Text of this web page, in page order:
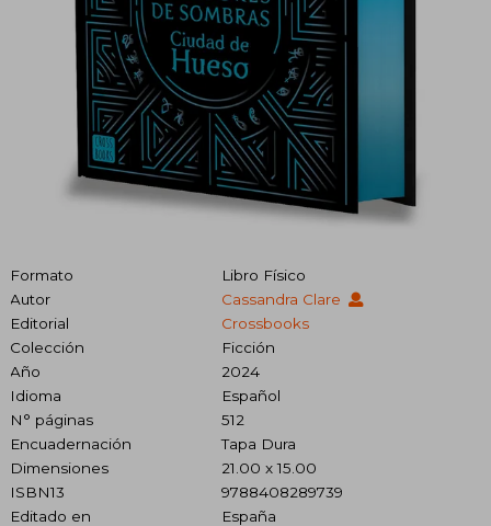
Formato
Libro Físico
Autor
Cassandra Clare
Editorial
Crossbooks
Colección
Ficción
Año
2024
Idioma
Español
N° páginas
512
Encuadernación
Tapa Dura
Dimensiones
21.00 x 15.00
ISBN13
9788408289739
Editado en
España